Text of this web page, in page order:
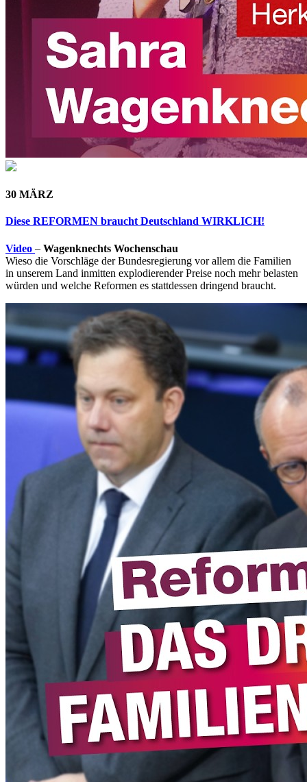
30 MÄRZ
Diese REFORMEN braucht Deutschland WIRKLICH!
Video – Wagenknechts Wochenschau
Wieso die Vorschläge der Bundesregierung vor allem die Familien
in unserem Land inmitten explodierender Preise noch mehr belasten
würden und welche Reformen es stattdessen dringend braucht.